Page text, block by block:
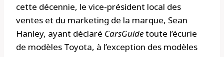
cette décennie, le vice-président local des
ventes et du marketing de la marque, Sean
Hanley, ayant déclaré CarsGuidetoute l’écurie
de modèles Toyota, à l’exception des modèles